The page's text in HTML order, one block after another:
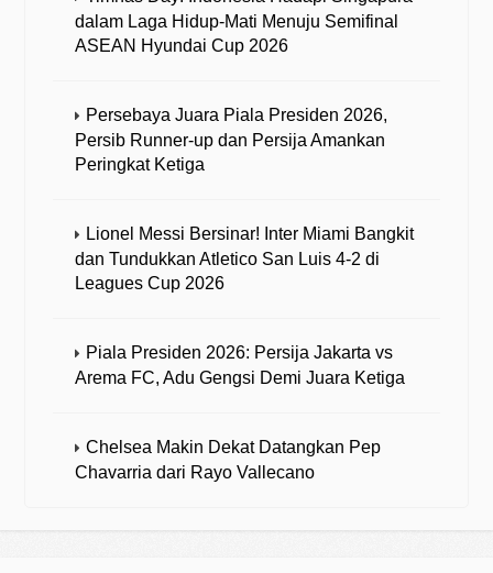
dalam Laga Hidup-Mati Menuju Semifinal
ASEAN Hyundai Cup 2026
Persebaya Juara Piala Presiden 2026,
Persib Runner-up dan Persija Amankan
Peringkat Ketiga
Lionel Messi Bersinar! Inter Miami Bangkit
dan Tundukkan Atletico San Luis 4-2 di
Leagues Cup 2026
Piala Presiden 2026: Persija Jakarta vs
Arema FC, Adu Gengsi Demi Juara Ketiga
Chelsea Makin Dekat Datangkan Pep
Chavarria dari Rayo Vallecano